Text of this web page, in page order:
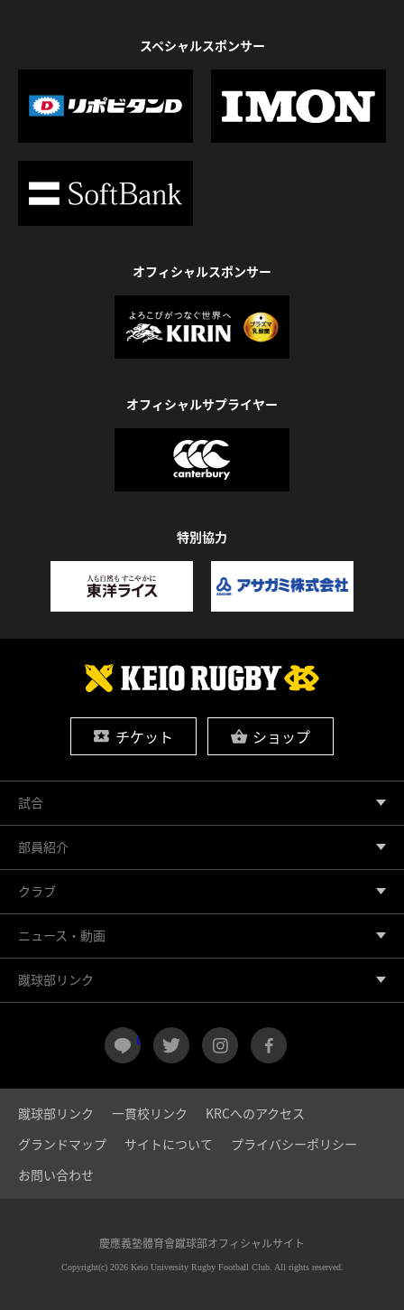
スペシャルスポンサー
オフィシャルスポンサー
オフィシャルサプライヤー
特別協力
チケット ショップ
LINE twitter instagram
試合
部員紹介
クラブ
ニュース・動画
蹴球部リンク
蹴球部リンク 一貫校リンク
KRCへのアクセス
グランドマップ
サイトについて
プライバシーポリシー
お問い合わせ
慶應義塾體育會蹴球部オフィシャルサイト
Copyright(c) 2026 Keio University Rugby Football Club. All rights reserved.